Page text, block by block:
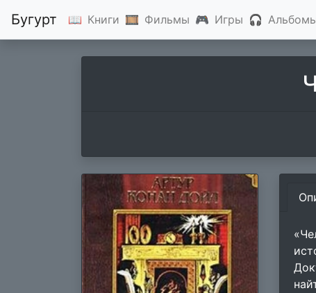
Бугурт 📖 Книги 🎞 Фильмы 🎮 Игры 🎧